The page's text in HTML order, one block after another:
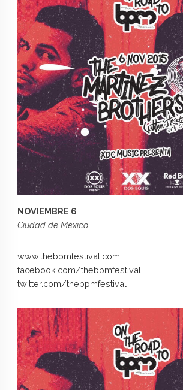
NOVIEMBRE 6
Ciudad de México
www.thebpmfestival.com
facebook.com/thebpmfestival
twitter.com/thebpmfestival